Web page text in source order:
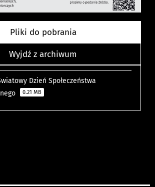
Pliki do pobrania
Wyjdź z archiwum
Dzień Społeczeństwa
0.21 MB